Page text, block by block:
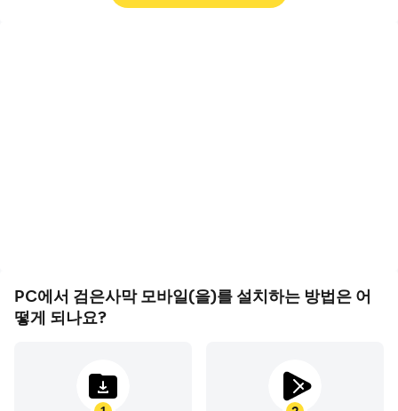
PC에서 검은사막 모바일(을)를 설치하는 방법은 어
떻게 되나요?